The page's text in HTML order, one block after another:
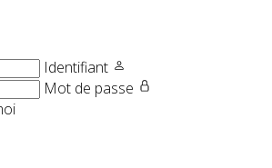
Identifiant
Mot de passe